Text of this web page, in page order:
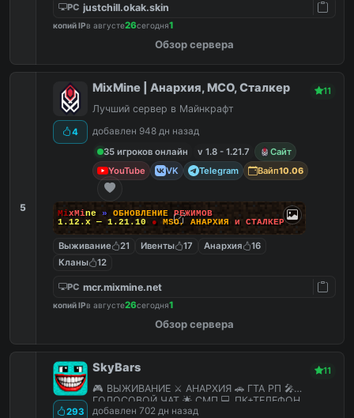
PC justchill.okak.skin
копий IPв августе26сегодня1
Обзор сервера
5
4
MixMine | Анархия, МСО, Сталкер 11
Лучший сервер в Майнкрафт
добавлен 948 дн назад
35 игроков онлайн
v 1.8 - 1.21.7
Сайт
YouTube
VK Telegram Вайп10.06
MixMine » ОБНОВЛЕНИЕ РЕЖИМОВ
1.12.x — 1.21.10
● MSO, АНАРХИЯ и СТАЛКЕР
Выживание 21 Ивенты 17 Анархия
16
Кланы
12
PC mcr.mixmine.net
копий IPв августе26сегодня1
Обзор сервера
293
SkyBars 11
🎮 ВЫЖИВАНИЕ ⚔️ АНАРХИЯ 🚗 ГТА РП 🎤
ГОЛОСОВОЙ ЧАТ 🌟 СМП 💻 ПК+ТЕЛЕФОН
добавлен 702 дн назад